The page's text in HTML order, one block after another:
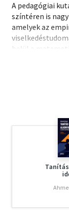
A pedagógiai
színtéren is
amelyek az
belül a
tankönyvi jelleg